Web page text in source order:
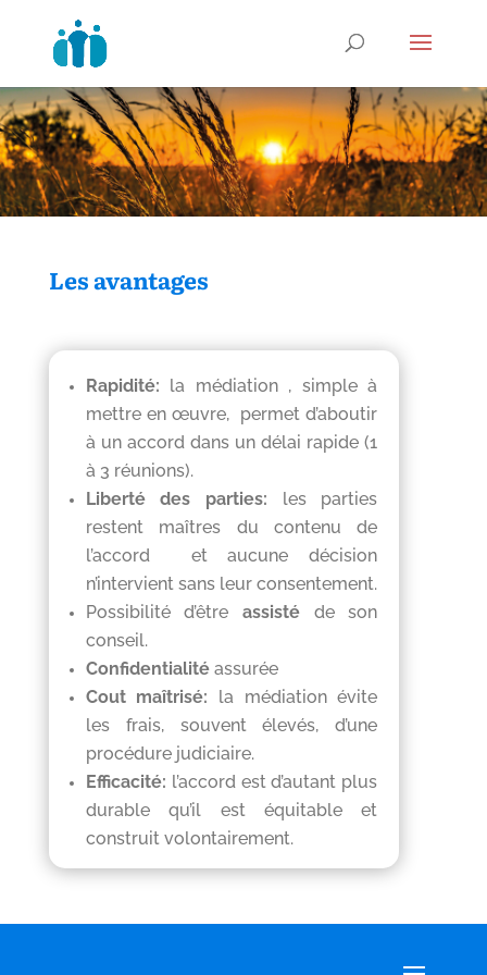
Les avantages
Rapidité: la médiation , simple à
mettre en œuvre, permet d’aboutir
à un accord dans un délai rapide (1
à 3 réunions).
Liberté des parties: les parties
restent maîtres du contenu de
l’accord et aucune décision
n’intervient sans leur consentement.
Possibilité d’êtreassisté de son
conseil.
Confidentialitéassurée
Cout maîtrisé: la médiation évite
les frais, souvent élevés, d’une
procédure judiciaire.
Efficacité: l’accord est d’autant plus
durable qu’il est équitable et
construit volontairement.